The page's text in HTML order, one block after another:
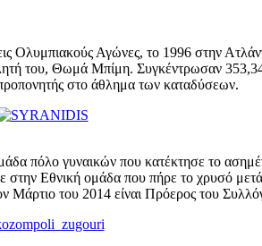
Ολυμπιακούς Αγώνες, το 1996 στην
του, Θωμά Μπίμη. Συγκέντρωσαν
στο άθλημα των καταδύσεων.
πόλο γυναικών που κατέκτησε το
Εθνική ομάδα που πήρε το χρυσό
Μάρτιο του 2014 είναι Πρόερος του